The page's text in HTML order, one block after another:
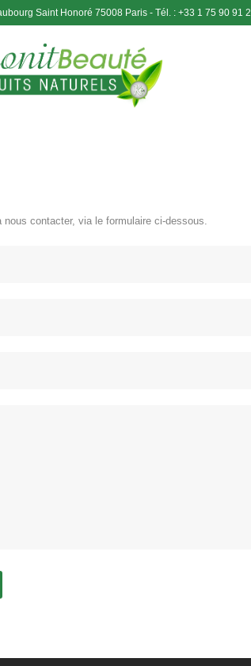
Saint Honoré 75008 Paris - Tél. : +33 1 75 90 91
nous contacter, via le formulaire ci-dessous.